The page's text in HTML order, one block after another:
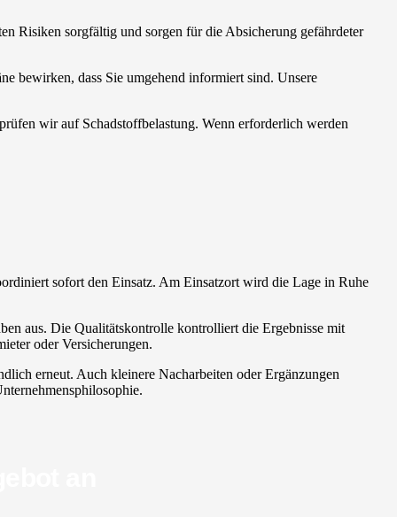
Risiken sorgfältig und sorgen für die Absicherung gefährdeter
bewirken, dass Sie umgehend informiert sind. Unsere
wir auf Schadstoffbelastung. Wenn erforderlich werden
sofort den Einsatz. Am Einsatzort wird die Lage in Ruhe
aus. Die Qualitätskontrolle kontrolliert die Ergebnisse mit
oder Versicherungen.
erneut. Auch kleinere Nacharbeiten oder Ergänzungen